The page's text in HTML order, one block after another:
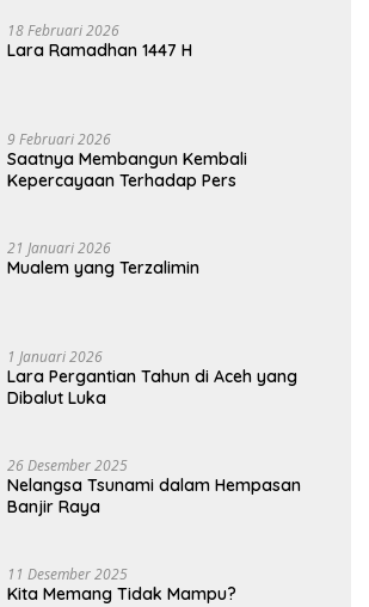
18 Februari 2026
Lara Ramadhan 1447 H
9 Februari 2026
Saatnya Membangun Kembali
Kepercayaan Terhadap Pers
21 Januari 2026
Mualem yang Terzalimin
1 Januari 2026
Lara Pergantian Tahun di Aceh yang
Dibalut Luka
26 Desember 2025
Nelangsa Tsunami dalam Hempasan
Banjir Raya
11 Desember 2025
Kita Memang Tidak Mampu?